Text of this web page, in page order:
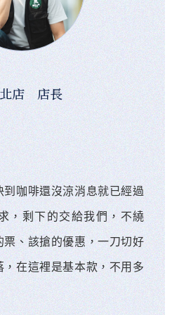
店 店長
咖啡還沒涼消息就已經過
，剩下的交給我們，不繞
、該搶的優惠，一刀切好
在這裡是基本款，不用多